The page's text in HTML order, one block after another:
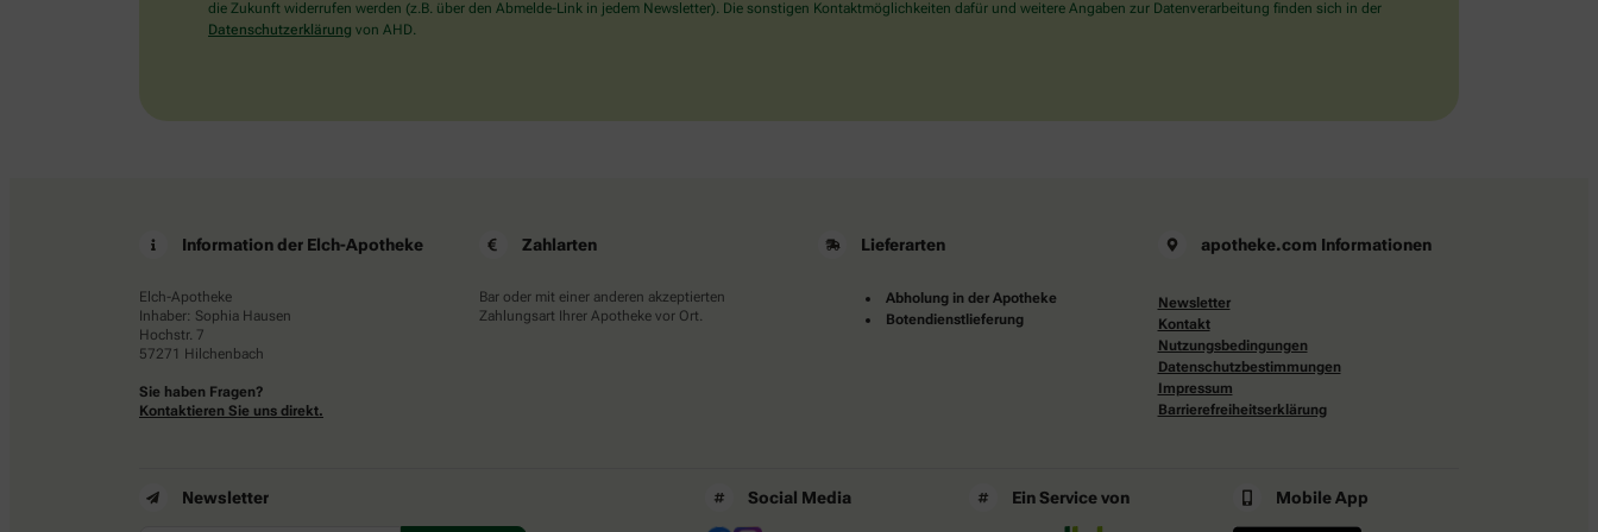
wählen
die Zukunft widerrufen werden (z.B. über den Abmelde-Link in jedem Newsletter). Die sonstigen Kontaktmöglichkeiten dafür und weitere Angaben zur Datenverarbeitung finden sich in der
Datenschutzerklärung von AHD.
Information der Elch-Apotheke
Elch-Apotheke
Inhaber: Sophia Hausen
Hochstr. 7
57271 Hilchenbach
Sie haben Fragen?
Kontaktieren Sie uns direkt.
Zahlarten
Bar oder mit einer anderen akzeptierten
Zahlungsart Ihrer Apotheke vor Ort.
Lieferarten
Abholung in der Apotheke
Botendienstlieferung
apotheke.com Informationen
Newsletter
Kontakt
Nutzungsbedingungen
Datenschutzbestimmungen
Impressum
Barrierefreiheitserklärung
Newsletter Social Media Ein Service von Mobile App